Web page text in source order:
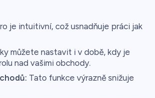
je intuitivní, což usnadňuje práci jak
můžete nastavit i v době, kdy je
nad vašimi obchody.
Tato funkce výrazně snižuje